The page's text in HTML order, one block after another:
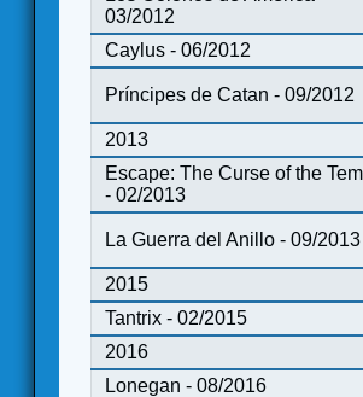
03/2012
Caylus - 06/2012
Príncipes de Catan - 09/2012
2013
Escape: The Curse of the
- 02/2013
La Guerra del Anillo - 09/2013
2015
Tantrix - 02/2015
2016
Lonegan - 08/2016